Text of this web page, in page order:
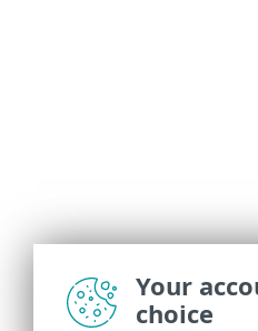
Your
choice